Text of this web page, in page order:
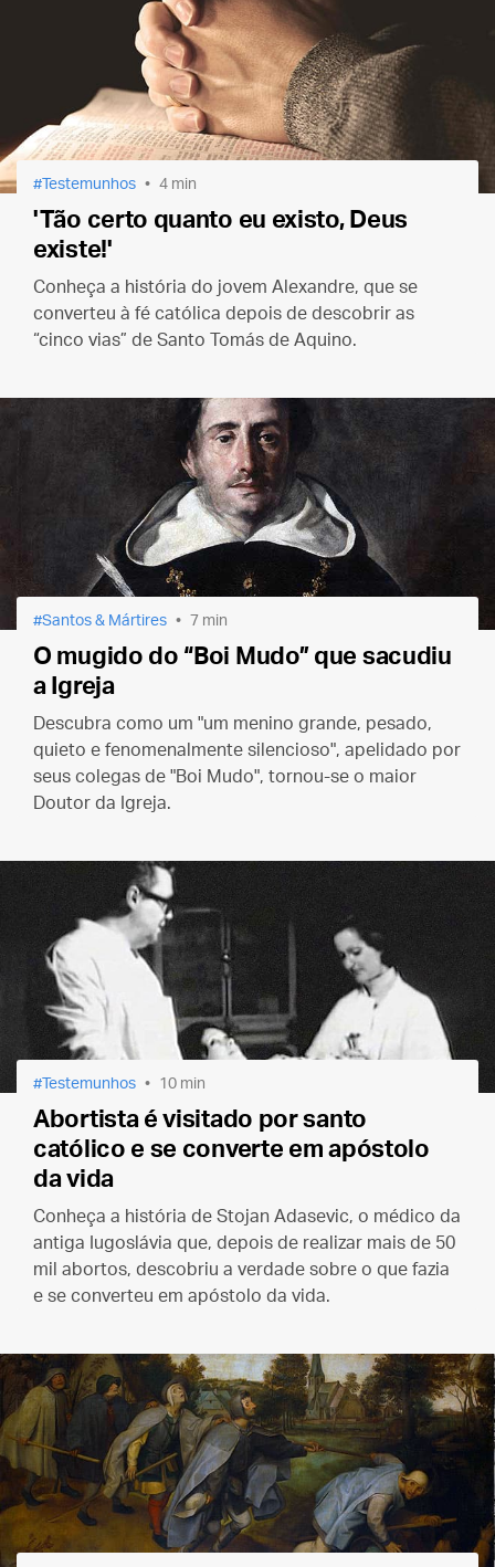
Testemunhos 4 min
'Tão certo quanto eu existo, Deus
existe!'
Conheça a história do jovem Alexandre, que se
converteu à fé católica depois de descobrir as
“cinco vias” de Santo Tomás de Aquino.
Santos & Mártires 7 min
O mugido do “Boi Mudo” que sacudiu
a Igreja
Descubra como um "um menino grande, pesado,
quieto e fenomenalmente silencioso", apelidado por
seus colegas de "Boi Mudo", tornou-se o maior
Doutor da Igreja.
Testemunhos 10 min
Abortista é visitado por santo
católico e se converte em apóstolo
da vida
Conheça a história de Stojan Adasevic, o médico da
antiga Iugoslávia que, depois de realizar mais de 50
mil abortos, descobriu a verdade sobre o que fazia
e se converteu em apóstolo da vida.